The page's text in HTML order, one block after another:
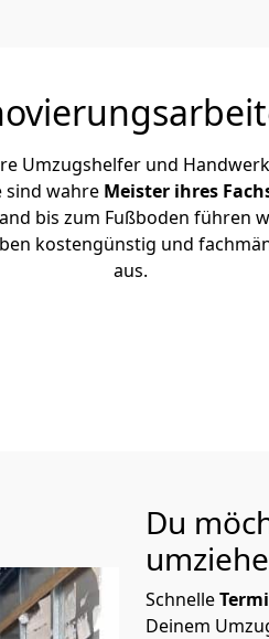
Umzugshelfer und
sind wahre Meister ihres
bis zum Fußboden führen
kostengünstig und
aus.
Du
Schnelle
Deinem